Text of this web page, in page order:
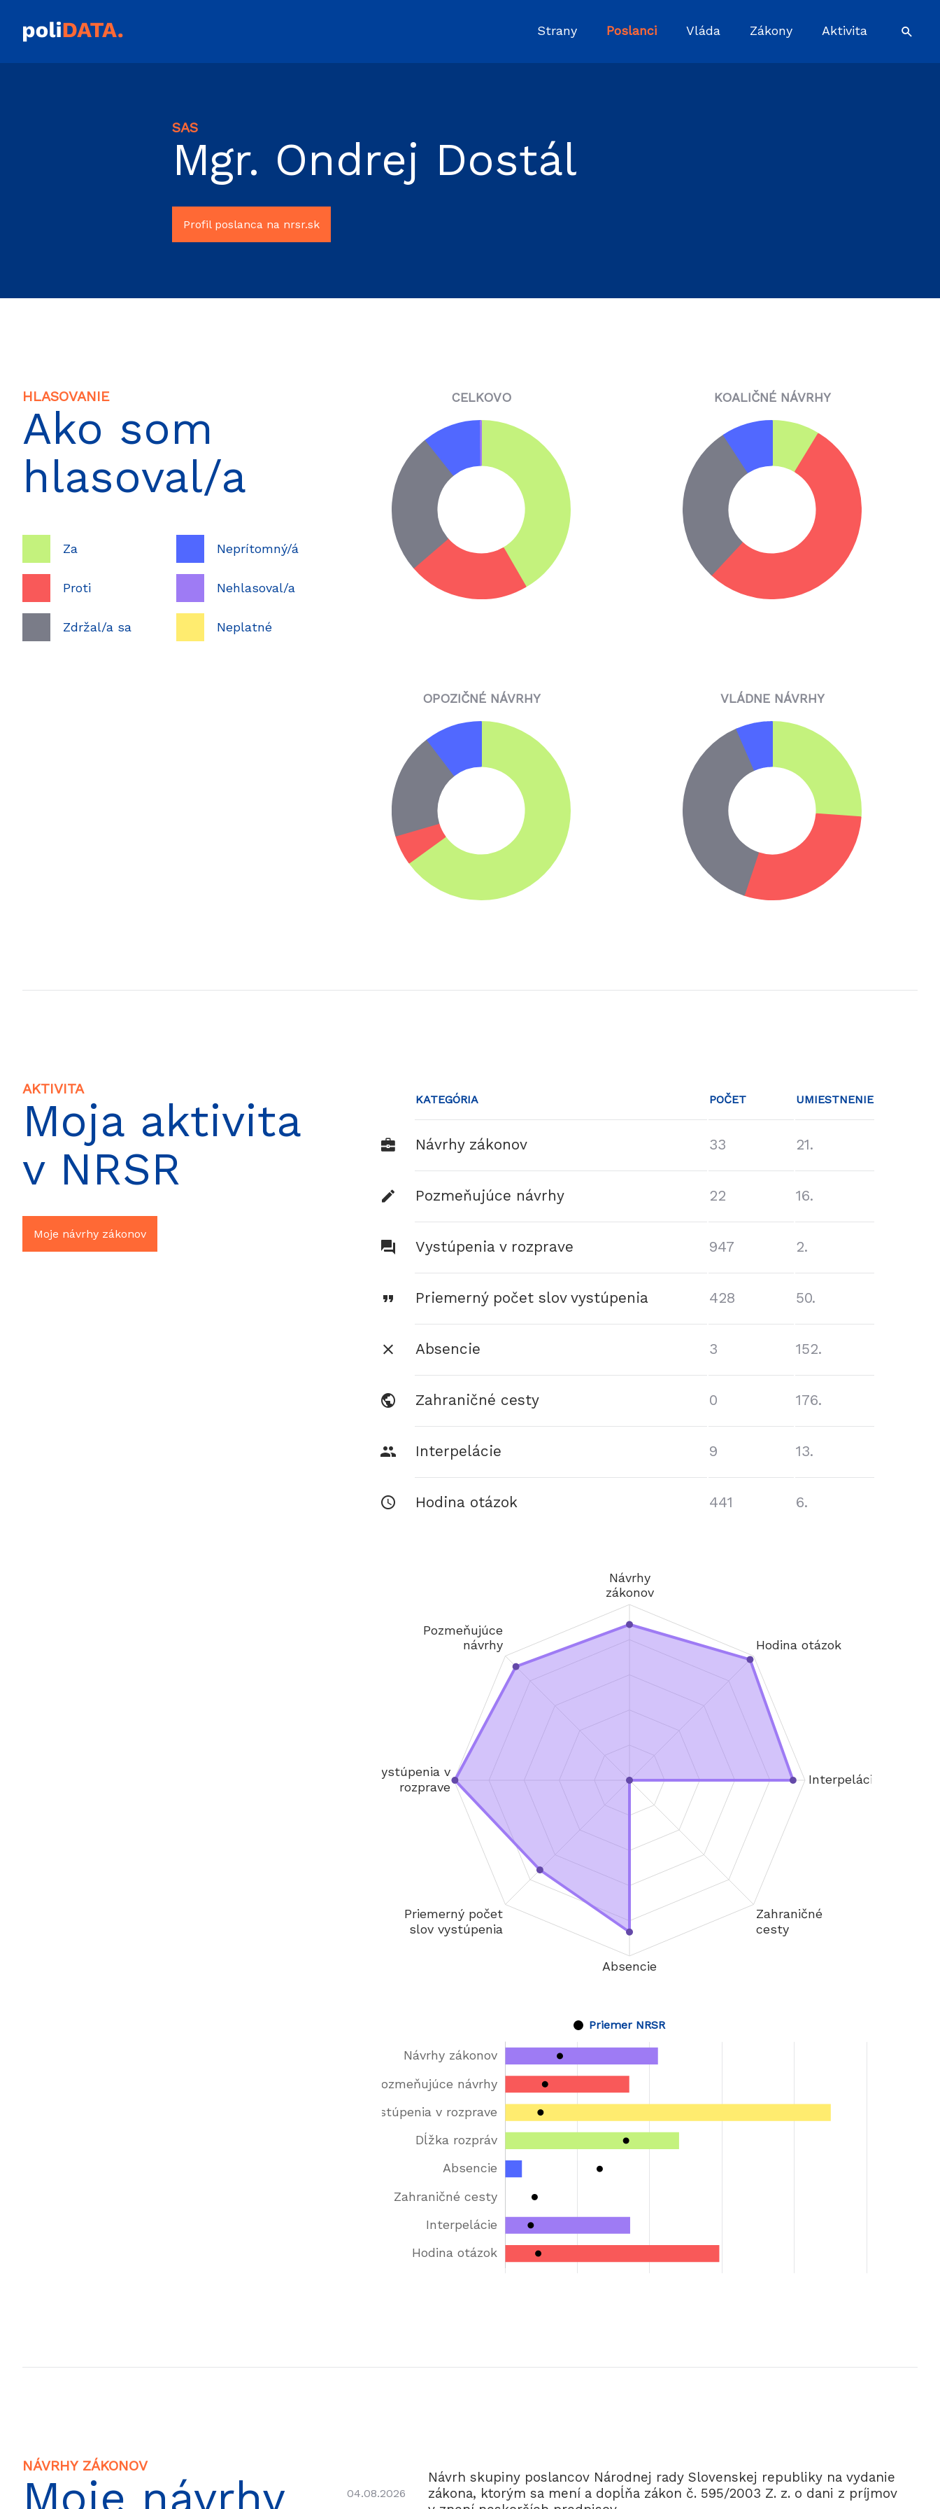
Strany Poslanci Vláda Zákony Aktivita
SAS
Mgr. Ondrej Dostál
Profil poslanca na nrsr.sk
HLASOVANIE
Ako som
hlasoval/a
Za
Proti
Zdržal/a sa
Neprítomný/á
Nehlasoval/a
Neplatné
CELKOVO KOALIČNÉ NÁVRHY
OPOZIČNÉ NÁVRHY VLÁDNE NÁVRHY
AKTIVITA
Moja aktivita
v NRSR
Moje návrhy zákonov
KATEGÓRIA POČET UMIESTNENIE
Návrhy zákonov 33 21.
Pozmeňujúce návrhy 22 16.
Vystúpenia v rozprave 947 2.
Priemerný počet slov vystúpenia 428 50.
Absencie 3 152.
Zahraničné cesty 0 176.
Interpelácie 9 13.
Hodina otázok 441 6.
Priemer NRSR
NÁVRHY ZÁKONOV
Moje návrhy 04.08.2026
Návrh skupiny poslancov Národnej rady Slovenskej republiky na vydanie
zákona, ktorým sa mení a dopĺňa zákon č. 595/2003 Z. z. o dani z príjmov